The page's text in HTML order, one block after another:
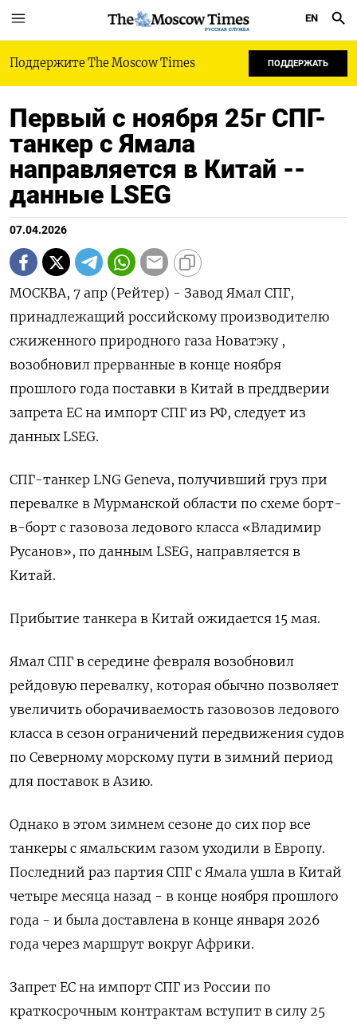
РУССКАЯ СЛУЖБА
EN
Поддержите The Moscow Times ПОДДЕРЖАТЬ
Первый с ноября 25г СПГ-
танкер с Ямала
направляется в Китай --
данные LSEG
07.04.2026
МОСКВА, 7 апр (Рейтер) - Завод Ямал СПГ,
принадлежащий российскому производителю
сжиженного природного газа Новатэку ,
возобновил прерванные в ‌конце ноября
прошлого года поставки в Китай в преддверии
запрета ЕС на импорт СПГ из ​РФ, следует из
данных ​LSEG.
СПГ-танкер ​LNG Geneva, ⁠получивший груз при
перевалке ‌в Мурманской области по схеме ‌борт-
в-борт с газовоза ледового класса «Владимир
Русанов», по данным ​LSEG, направляется в
Китай.
Прибытие танкера в ‌Китай ожидается 15 мая.
Ямал СПГ в ​середине февраля возобновил
рейдовую перевалку, которая обычно ‌позволяет
увеличить оборачиваемость газовозов ледового
класса в сезон ограничений передвижения судов
по Северному морскому ​пути в ​зимний ‌период
для поставок в Азию.
Однако в этом ​зимнем сезоне до сих пор все
танкеры с ямальским газом уходили в Европу.
Последний раз партия СПГ с Ямала ушла в Китай
четыре месяца назад - в конце ноября прошлого
года - ​и была ⁠доставлена в конце января 2026
года через маршрут вокруг Африки.
Запрет ‌ЕС на импорт СПГ из ‌России по
краткосрочным контрактам вступит в силу 25 ​